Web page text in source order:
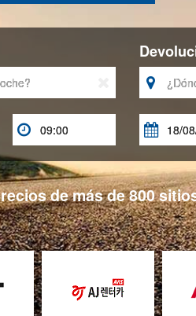



de más de 800